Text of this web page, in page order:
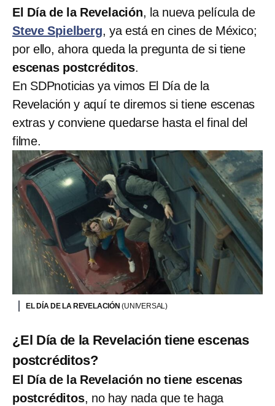
El Día de la Revelación, la nueva película de
Steve Spielberg, ya está en cines de México;
por ello, ahora queda la pregunta de si tiene
escenas postcréditos.
En SDPnoticias ya vimos El Día de la
Revelación y aquí te diremos si tiene escenas
extras y conviene quedarse hasta el final del
filme.
EL DÍA DE LA REVELACIÓN(UNIVERSAL)
¿El Día de la Revelación tiene escenas
postcréditos?
El Día de la Revelación no tiene escenas
postcréditos, no hay nada que te haga